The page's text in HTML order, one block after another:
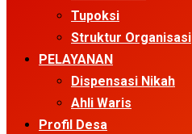
Tupoksi
Struktur Organisasi
PELAYANAN
Dispensasi Nikah
Ahli Waris
Profil Desa